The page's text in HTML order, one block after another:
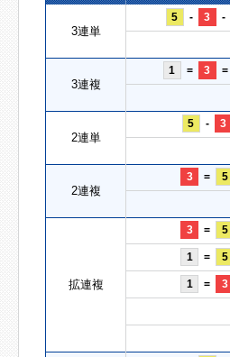
3連単
5 - 3 -
3連複
1 = 3 =
2連単
5 - 3
2連複
3 = 5
拡連複
3 = 5
1 = 5
1 = 3